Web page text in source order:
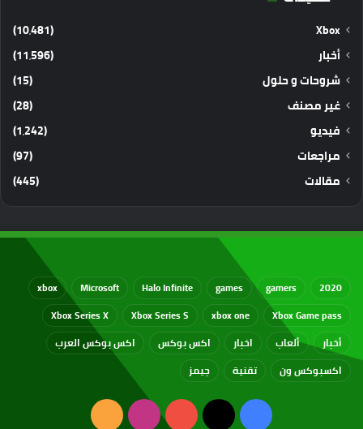
Xbox
(10٬481)
أخبار
(11٬596)
شروحات و حلول
(15)
غير مصنف
(28)
فيديو
(1٬242)
مراجعات
(97)
مقالات
(445)
2020
gamers
games
Halo Infinite
Microsoft
xbox
Xbox Game pass
xbox one
Xbox Series S
Xbox Series X
أخبار
ألعاب اخبار اكس بوكس
اكس بوكس العرب
اكسبوكس ون
تقنية جيمز
فيسبوك
‫X
‫YouTubeانستقرامملخص